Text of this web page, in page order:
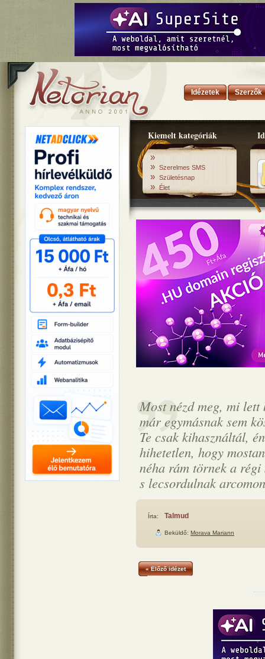
Idézetek Szerzők
Kiemelt kategóriák
»
» Szerelmes SMS
» Születésnap
» Élet
Most nézd meg, mi
már egymásnak sem
Te csak kihasználtál,
hihetetlen, hogy
néha rám törnek a régi
s lecsordulnak
Írta: Talmud
Beküldő: Morava Mariann
« Előző idézet